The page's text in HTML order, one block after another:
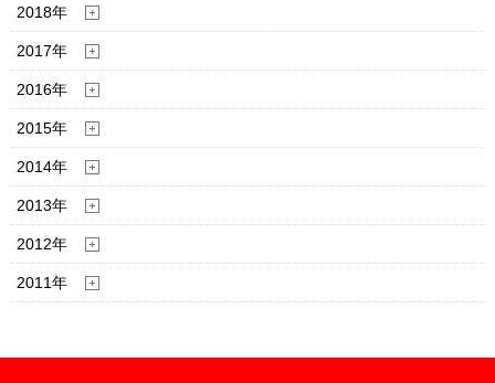
2018年
2017年
2016年
2015年
2014年
2013年
2012年
2011年